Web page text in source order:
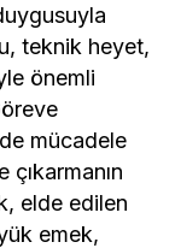
teknik heyet,
önemli
mücadele
elde edilen
emek,